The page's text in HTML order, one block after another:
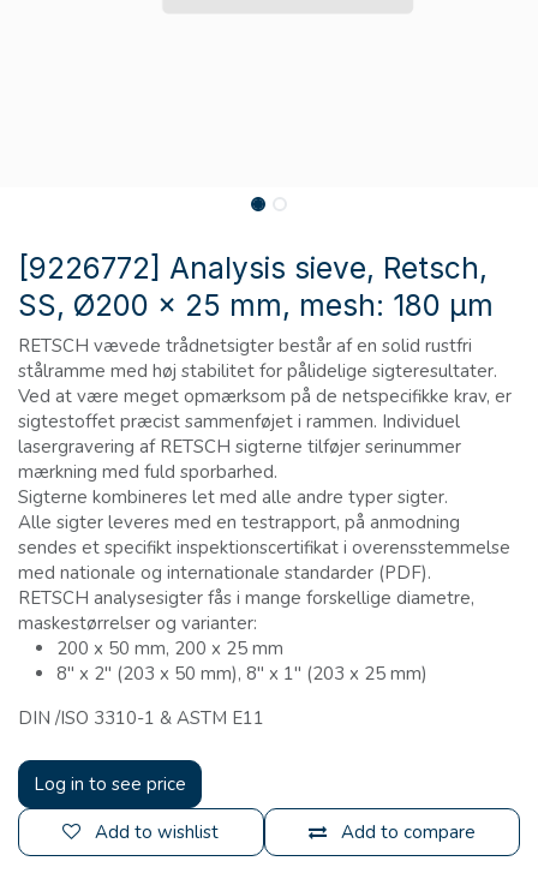
[9226772] Analysis sieve, Retsch,
SS, Ø200 x 25 mm, mesh: 180 µm
RETSCH vævede trådnetsigter består af en solid rustfri
stålramme med høj stabilitet for pålidelige sigteresultater.
Ved at være meget opmærksom på de netspecifikke krav, er
sigtestoffet præcist sammenføjet i rammen. Individuel
lasergravering af RETSCH sigterne tilføjer serinummer
mærkning med fuld sporbarhed.
Sigterne kombineres let med alle andre typer sigter.
Alle sigter leveres med en testrapport, på anmodning
sendes et specifikt inspektionscertifikat i overensstemmelse
med nationale og internationale standarder (PDF).
RETSCH analysesigter fås i mange forskellige diametre,
maskestørrelser og varianter:
200 x 50 mm, 200 x 25 mm
8" x 2" (203 x 50 mm), 8" x 1" (203 x 25 mm)
DIN /ISO 3310-1 & ASTM E11
Log in to see price
Add to compare
Add to wishlist